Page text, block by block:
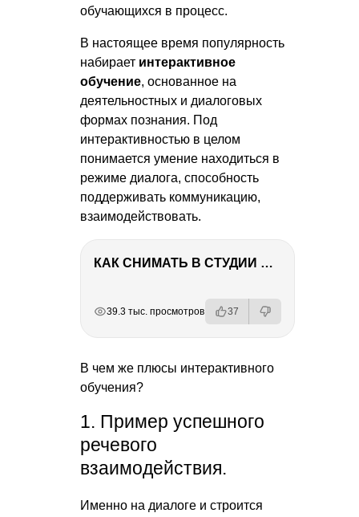
обучающихся в процесс.
В настоящее время популярность
набирает интерактивное
обучение, основанное на
деятельностных и диалоговых
формах познания. Под
интерактивностью в целом
понимается умение находиться в
режиме диалога, способность
поддерживать коммуникацию,
взаимодействовать.
КАК СНИМАТЬ В СТУДИИ СО ВСПЫШКАМИ
39.3 тыс. просмотров 37
В чем же плюсы интерактивного
обучения?
1. Пример успешного
речевого
взаимодействия.
Именно на диалоге и строится